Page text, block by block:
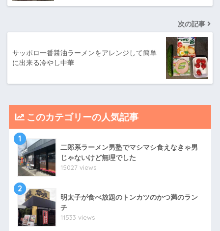
次の記事
サッポロ一番醤油ラーメンをアレンジして簡単
に出来る冷やし中華
このカテゴリーの人気記事
1
二郎系ラーメン男塾でマシマシ食えなきゃ男
じゃないけど無理でした
15027 views
2
明太子が食べ放題のトンカツのかつ満のラン
チ
11533 views